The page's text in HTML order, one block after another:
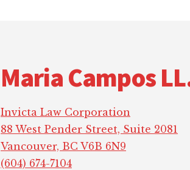
Maria Campos
Invicta Law Corporation
88 West Pender Street, Suite 2081
Vancouver, BC V6B 6N9
(604) 674-7104